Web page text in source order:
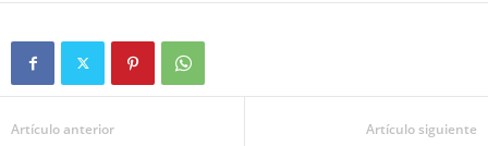
Artículo anterior Artículo siguiente